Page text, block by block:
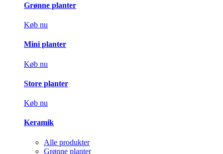
Grønne planter
Køb nu
Mini planter
Køb nu
Store planter
Køb nu
Keramik
Alle produkter
Grønne planter